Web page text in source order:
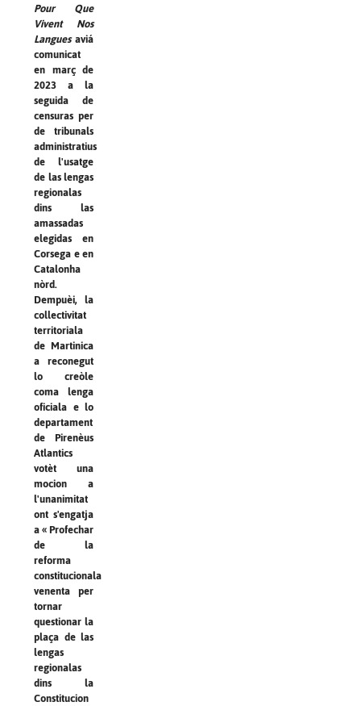
Pour Que
Vivent Nos
Languesaviá
comunicat
en març de
2023 a la
seguida de
censuras per
de tribunals
administratius
de l'usatge
de las lengas
regionalas
dins las
amassadas
elegidas en
Corsega e en
Catalonha
nòrd.
Dempuèi, la
collectivitat
territoriala
de Martinica
a reconegut
lo creòle
coma lenga
oficiala e lo
departament
de Pirenèus
Atlantics
votèt una
mocion a
l'unanimitat
ont s'engatja
a « Profechar
de la
reforma
constitucionala
venenta per
tornar
questionar la
plaça de las
lengas
regionalas
dins la
Constitucion